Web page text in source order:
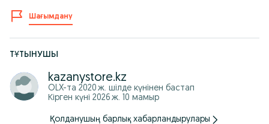
Вес летней: 51 кг + 22 кг (стойки железные)
Вес зимней: 75 кг + 22 кг (стойки железные)
Вместимость: до 10-15 человек
Цена летней без утеплителя: 380 000 тг
сумме)
Наша страница в инсте kazanystore.kz
Шағымдану
ТҰТЫНУШЫ
kazanystore.kz
OLX-та 2020 ж. шілде күнінен бастап
Кірген күні 2026 ж. 10 мамыр
Қолданушың барлық хабарландырулары